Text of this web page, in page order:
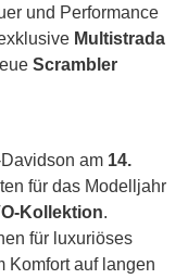
und Performance
Multistrada
Scrambler
am 14.
für das Modelljahr
Kollektion.
für luxuriöses
Komfort auf langen